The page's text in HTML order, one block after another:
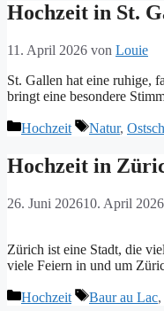
Hochzeit in St.
11. April 2026 von Louie
St. Gallen hat eine ruhige,
bringt eine besondere
Kategorien
Hochzeit Tags
Natur,
Hochzeit in
26. Juni 202610. April 2026
Zürich ist eine Stadt, die
viele Feiern in und um
Kategorien
Hochzeit Tags
Baur au Lac,